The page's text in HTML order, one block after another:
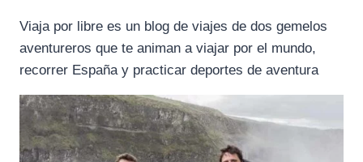
Viaja por libre es un blog de viajes de dos gemelos
aventureros que te animan a viajar por el mundo,
recorrer España y practicar deportes de aventura